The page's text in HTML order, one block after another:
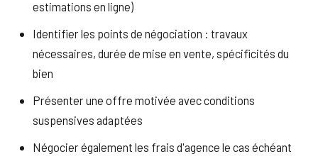
estimations en ligne)
Identifier les points de négociation : travaux
nécessaires, durée de mise en vente, spécificités du
bien
Présenter une offre motivée avec conditions
suspensives adaptées
Négocier également les frais d'agence le cas échéant